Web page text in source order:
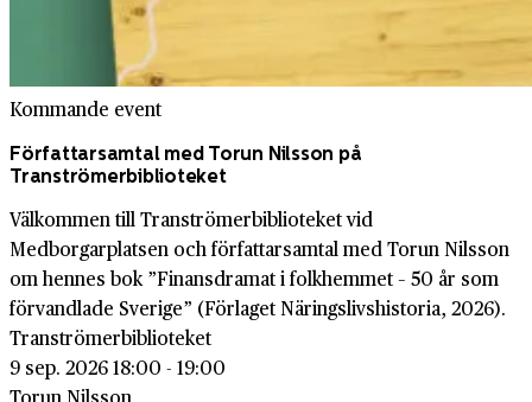
Kommande event
Författarsamtal med Torun Nilsson på
Tranströmerbiblioteket
Välkommen till Tranströmerbiblioteket vid
Medborgarplatsen och författarsamtal med Torun Nilsson
om hennes bok ”Finansdramat i folkhemmet – 50 år som
förvandlade Sverige” (Förlaget Näringslivshistoria, 2026).
Tranströmerbiblioteket
9 sep. 2026 18:00 - 19:00